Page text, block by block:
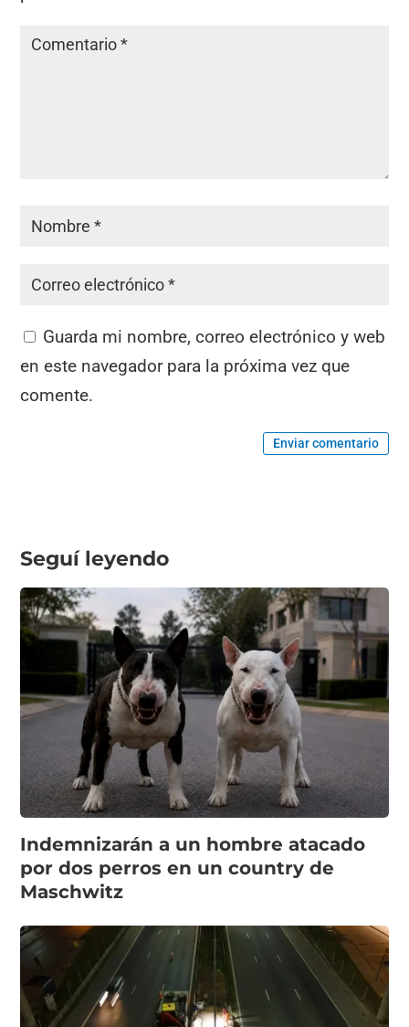
Guarda mi nombre, correo electrónico y web
en este navegador para la próxima vez que
comente.
Enviar comentario
Seguí leyendo
Indemnizarán a un hombre atacado
por dos perros en un country de
Maschwitz